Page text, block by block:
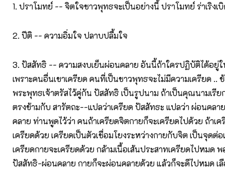
1. ปราโมทย์ -- จิตใจชาวพุทธจะเป็นอย่างนี้ ปราโมทย์ ร่าเริงเ
2. ปีติ -- ความอิ่มใจ ปลาบปลื้มใจ
3. ปัสสัทธิ -- ความสงบเย็นผ่อนคลาย อันนี้ถ้าใครปฏิบัติได้อยู่
เพราะคนอื่นเขาเครียด คนที่เป็นชาวพุทธจะไม่มีความเครียด ..
พระพุทธเจ้าตรัสไว้คู่กัน ปัสสัทธิ เป็นรูปนาม ถ้าเป็นคุณนามเรีย
ตรงข้ามกับ สารัตถะ--แปลว่าเครียด ปัสสัทธะ แปลว่า ผ่อนคลา
คลาย ท่านพูดไว้ว่า คนถ้าเครียดจิตกายก็จะเครียดไปด้วย ถ้าเ
เครียดด้วย เครียดเป็นตัวเชื่อมโยงระหว่างกายกับจิต เป็นจุดต่
เครียดกายจะเครียดด้วย กล้ามเนื้อเส้นประสาทเครียดไปหมด พ
ปัสสัทธิ-ผ่อนคลาย กายก็จะผ่อนคลายด้วย แล้วก็จะดีไปหมด เ